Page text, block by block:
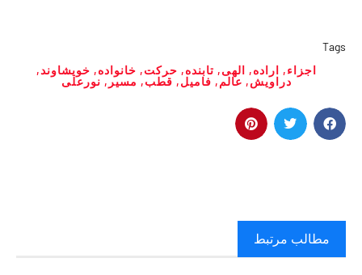
Tags
اجزاء, اراده, الهی, تابنده, حرکت, خانواده, خویشاوند,
دراویش, عالم, فامیل, قطب, مسیر , نورعلی
مطالب مرتبط